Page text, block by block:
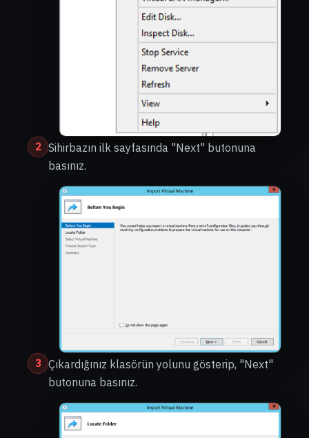
2
Sihirbazın ilk sayfasında "Next" butonuna
basınız.
3
Çıkardığınız klasörün yolunu gösterip, "Next"
butonuna basınız.